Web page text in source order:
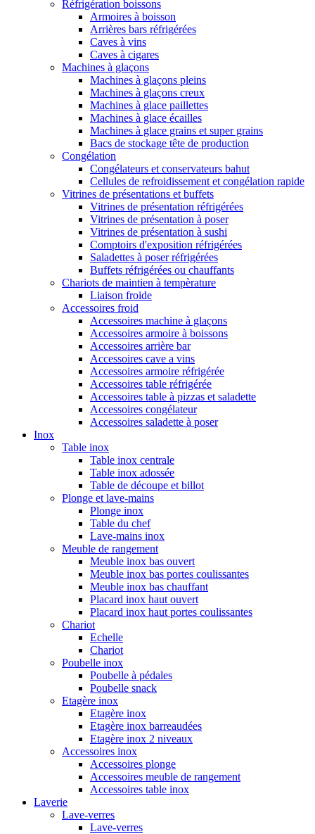
Réfrigération boissons
Armoires à boisson
Arrières bars réfrigérées
Caves à vins
Caves à cigares
Machines à glaçons
Machines à glaçons pleins
Machines à glaçons creux
Machines à glace paillettes
Machines à glace écailles
Machines à glace grains et super grains
Bacs de stockage tête de production
Congélation
Congélateurs et conservateurs bahut
Cellules de refroidissement et congélation rapide
Vitrines de présentations et buffets
Vitrines de présentation réfrigérées
Vitrines de présentation à poser
Vitrines de présentation à sushi
Comptoirs d'exposition réfrigérées
Saladettes à poser réfrigérées
Buffets réfrigérées ou chauffants
Chariots de maintien à tempèrature
Liaison froide
Accessoires froid
Accessoires machine à glaçons
Accessoires armoire à boissons
Accessoires arrière bar
Accessoires cave a vins
Accessoires armoire réfrigérée
Accessoires table réfrigérée
Accessoires table à pizzas et saladette
Accessoires congélateur
Accessoires saladette à poser
Inox
Table inox
Table inox centrale
Table inox adossée
Table de découpe et billot
Plonge et lave-mains
Plonge inox
Table du chef
Lave-mains inox
Meuble de rangement
Meuble inox bas ouvert
Meuble inox bas portes coulissantes
Meuble inox bas chauffant
Placard inox haut ouvert
Placard inox haut portes coulissantes
Chariot
Echelle
Chariot
Poubelle inox
Poubelle à pédales
Poubelle snack
Etagère inox
Etagère inox
Etagère inox barreaudées
Etagère inox 2 niveaux
Accessoires inox
Accessoires plonge
Accessoires meuble de rangement
Accessoires table inox
Laverie
Lave-verres
Lave-verres